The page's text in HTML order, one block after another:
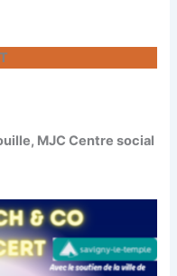
MJC Centre social